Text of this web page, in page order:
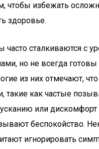
чтобы избежать
здоровье.
сталкиваются с
но не всегда готовы
из них отмечают,
такие как частые
или дискомфорт
беспокойство.
игнорировать